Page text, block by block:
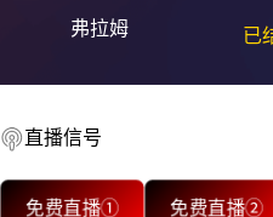
弗拉姆 已
直播信号
免费直播① 免费直播②